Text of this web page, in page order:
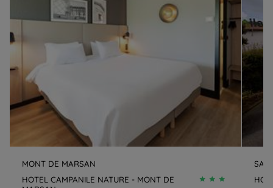
MONT DE MARSAN
HOTEL CAMPANILE NATURE - MONT DE